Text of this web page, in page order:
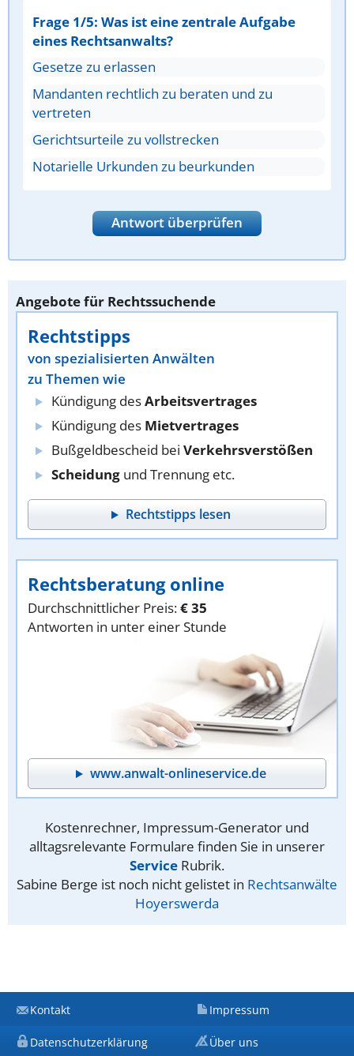
Frage 1/5: Was ist eine zentrale Aufgabe
eines Rechtsanwalts?
Gesetze zu erlassen
Mandanten rechtlich zu beraten und zu
vertreten
Gerichtsurteile zu vollstrecken
Notarielle Urkunden zu beurkunden
Antwort überprüfen
Angebote für Rechtssuchende
Rechtstipps
von spezialisierten Anwälten
zu Themen wie
Kündigung desArbeitsvertrages
Kündigung des Mietvertrages
Bußgeldbescheid bei Verkehrsverstößen
Scheidung und Trennung etc.
Rechtstipps lesen
Rechtsberatung online
Durchschnittlicher Preis:€ 35
Antworten in unter einer Stunde
www.anwalt-onlineservice.de
Kostenrechner, Impressum-Generator und
alltagsrelevante Formulare finden Sie in unserer
Service Rubrik.
Sabine Berge ist noch nicht gelistet in Rechtsanwälte
Hoyerswerda
Kontakt Impressum
Datenschutzerklärung Über uns